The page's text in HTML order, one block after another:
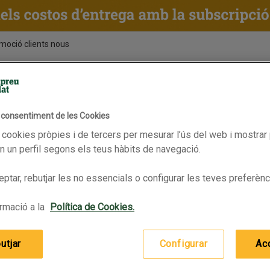
clients nous
i bombons Xocolata amb llet
En oferta
LINDT EXCELLENCE Xocolata
LINDT EXCELLENCE Xocolata
de les Cookies
pròpies i de tercers per mesurar l’ús del web i
un perfil segons els teus hàbits de navegació.
rebutjar les no essencials o configurar les teves
a la Política de Cookies.
Configurar